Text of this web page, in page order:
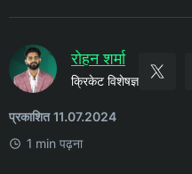
रोहन शर्मा
क्रिकेट विशेषज्ञ
प्रकाशित 11.07.2024
1 min पढ़ना